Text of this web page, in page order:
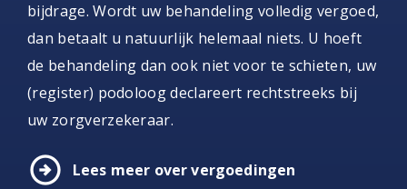
bijdrage. Wordt uw behandeling volledig vergoed,
dan betaalt u natuurlijk helemaal niets. U hoeft
de behandeling dan ook niet voor te schieten, uw
(register) podoloog declareert rechtstreeks bij
uw zorgverzekeraar.
arrow_circle_right Lees meer over vergoedingen